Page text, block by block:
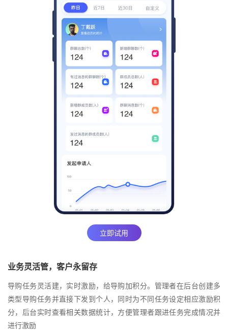
立即试用
业务灵活管，客户永留存
导购任务灵活建，实时激励，给导购加积分。管理者在后台创建多
类型导购任务并直接下发到个人，同时为不同任务设定相应激励积
分，后台实时查看相关数据统计，方便管理者跟进任务完成情况并
进行激励